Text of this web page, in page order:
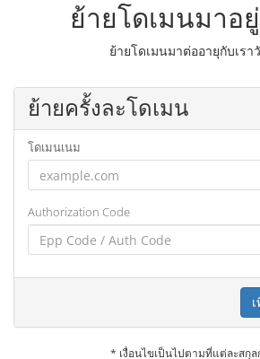
ย้ายโดเมนมาอ
ย้ายโดเมนมาต่ออายุกับเร
ย้ายครั้งละโดเมน
โดเมนเนม
Authorization Code
* เงื่อนไขเป็นไปตามที่แต่ละสกุ